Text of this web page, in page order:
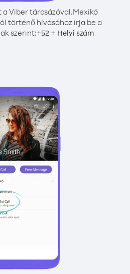
Viber tárcsázóval.Mexikó
történő hívásához írja be a
szerint:+52 + Helyi szám